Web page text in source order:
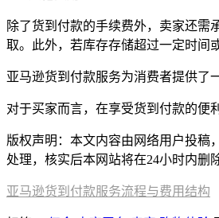
除了货到付款的手续费外，卖家还需
取。此外，若库存存储超过一定时间
亚马逊货到付款服务为消费者提供了
对于买家而言，在享受货到付款的便
版权声明：本文内容由网络用户投稿
处理，核实后本网站将在24小时内删
亚马逊货到付款服务流程与费用结构